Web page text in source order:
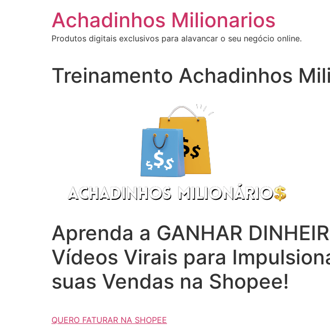
Achadinhos Milionarios
Produtos digitais exclusivos para alavancar o seu negócio online.
Treinamento Achadinhos
Aprenda a GANHAR
Vídeos Virais para
suas Vendas na Shopee!
QUERO FATURAR NA SHOPEE